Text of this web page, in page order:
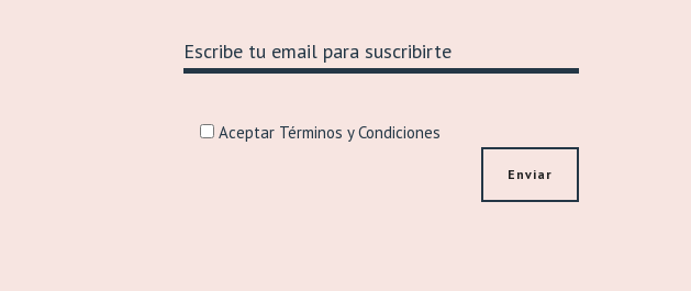
Aceptar Términos y Condiciones